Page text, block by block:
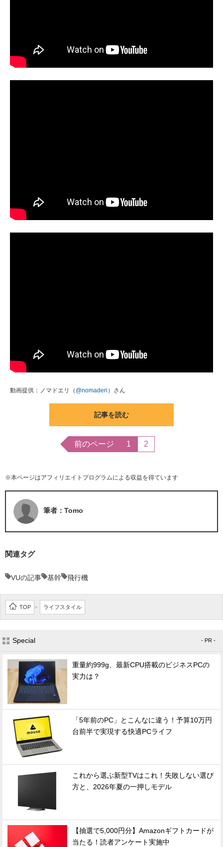
動画提供：ノマドエリ（ @nomaderi ）さん
記事を読む
前のページ 1 2
※本ページはアフィリエイトプログラムによる収益を得ています
筆者：Tomo
関連タグ
VUの記事 基幹 飛行機
TOP > ライフスタイル
Special - PR -
重量約999g、最新CPU搭載のビジネスPCの
実力は？
「5年前のPC」とこんなに違う！予算10万円
台前半で実現する快適PCライフ
これから選ぶ新型TVはこれ！失敗しない選び
方と、2026年夏の一押しモデル
【抽選で5,000円分】Amazonギフトカードが
当たる！読者アンケート実施中